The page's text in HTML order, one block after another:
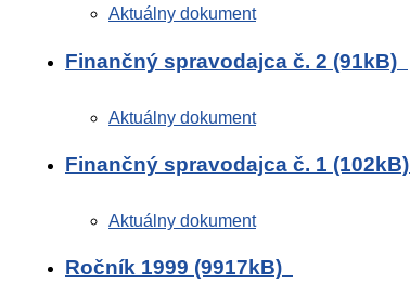
Aktuálny dokument
Finančný spravodajca č. 2 (91kB)
Aktuálny dokument
Finančný spravodajca č. 1 (102kB)
Aktuálny dokument
Ročník 1999 (9917kB)